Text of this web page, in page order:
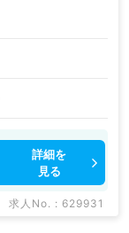
詳細を
見る
求人No. : 629931